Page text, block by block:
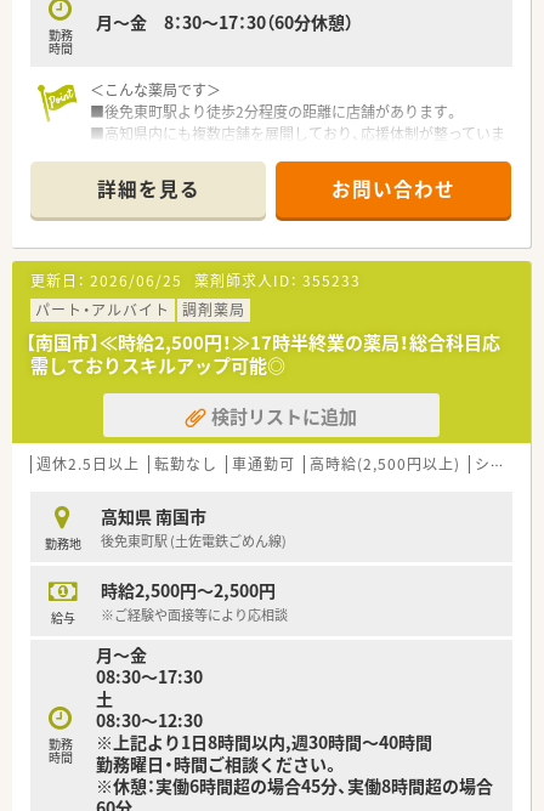
勤務
時間
月～金 8：30～17：30（60分休憩）
＜こんな薬局です＞
■後免東町駅より徒歩2分程度の距離に店舗があります。
■高知県内にも複数店舗を展開しており、応援体制が整っていま
＜業務内容＞
■処方箋による調剤業務、服薬指導、薬剤情報の提供など
■近隣のクリニックより処方を応需しています。
＜メディカルリソースの派遣＞
■弊社は全国に12拠点を展開し、全国各地の薬局・ドラッグスト
アなど、派遣先との信頼関係を大切にしながら、豊富な求人情報
をご提供しています。
また、今後ご転居された場合でも、全国各地のエリア情報に精
通したコンサルタントが皆様をお迎えいたします。
■充実した福利厚生！
福利厚生サービス利用可能・スポーツクラブ利用可能・特別休
暇制度・慶弔見舞金制度などがございます。
e-ラーニング受講無料・ファーマシーセミナーへの参加無料・
情報メディア「ファルマラボ」 などがございます。
■各種社会保険完備(雇用保険・社会保険：週20時間以上勤務者)
で、安心してご就業いただけます。
■有給休暇も取得(6ヶ月以上勤務)可能です。他にも、夏季休暇・
子の看護休暇・介護休暇が取得可能です。
★少しでも気になった方はお気軽にお問合せください！
詳細を見る お問い合わせ
更新日： 2026/06/25 薬剤師求人ID： 355233
パート・アルバイト
調剤薬局
【南国市】≪時給2,500円！≫17時半終業の薬局！総合科目応
需しておりスキルアップ可能◎
検討リストに追加
週休2.5日以上 転勤なし 車通勤可 高時給(2,500円以上) シフト制
勤務地
高知県 南国市
後免東町駅 (土佐電鉄ごめん線)
給与
時給2,500円～2,500円
※ご経験や面接等により応相談
勤務
時間
月～金
08:30～17:30
土
08:30～12:30
※上記より1日8時間以内,週30時間～40時間
勤務曜日・時間ご相談ください。
※休憩：実働6時間超の場合45分、実働8時間超の場合